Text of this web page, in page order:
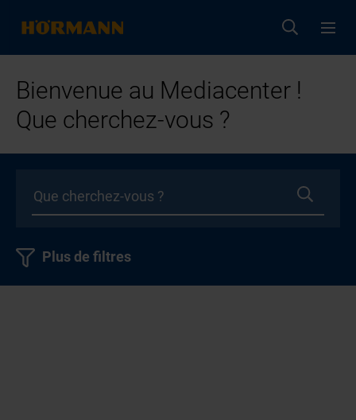
Bienvenue au Mediacenter !
Que cherchez-vous ?
Plus de filtres